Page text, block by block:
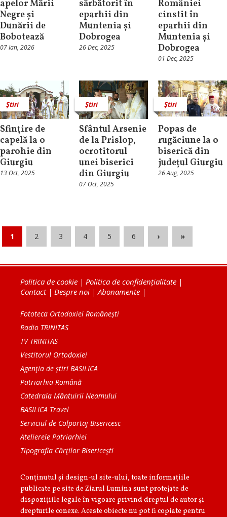
apelor Mării
Negre și
Dunării de
Bobotează
07 Ian, 2026
sărbătorit în
eparhii din
Muntenia și
Dobrogea
26 Dec, 2025
României
cinstit în
eparhii din
Muntenia și
Dobrogea
01 Dec, 2025
Știri
Sfințire de
capelă la o
parohie din
Giurgiu
13 Oct, 2025
Știri
Sfântul Arsenie
de la Prislop,
ocrotitorul
unei biserici
din Giurgiu
07 Oct, 2025
Știri
Popas de
rugăciune la o
biserică din
județul Giurgiu
26 Aug, 2025
1 2 3 4 5 6 › »
Politica de cookie | Politica de confidențialitate |
Contact| Despre noi |Abonamente |
Fototeca Ortodoxiei Românești
Radio TRINITAS
TV TRINITAS
Vestitorul Ortodoxiei
Agenţia de ştiri BASILICA
Patriarhia Română
Catedrala Mântuirii Neamului
BASILICA Travel
Serviciul de Colportaj Bisericesc
Atelierele Patriarhiei
Tipografia Cărţilor Bisericeşti
Conținutul și design-ul site-ului, toate informaţiile
publicate pe site de Ziarul Lumina sunt protejate de
dispoziţiile legale în vigoare privind dreptul de autor şi
drepturile conexe. Aceste obiecte nu pot fi copiate pentru